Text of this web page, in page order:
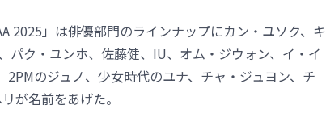
2025」は俳優部門のラインナップにカン・ユソク、キ
パク・ユンホ、佐藤健、IU、オム・ジウォン、イ・イ
のジュノ、少女時代のユナ、チャ・ジュヨン、チ
が名前をあげた。